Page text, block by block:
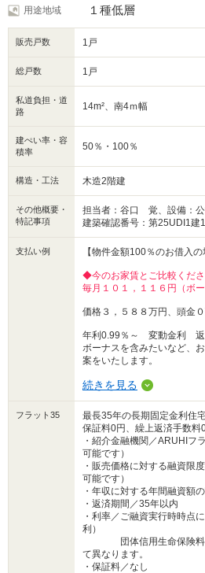
◇無理な営業は一切いたしません！「資料だ
下さい♪◇
◇頭金０でもご購入可能！家探しが初めて
いたします♪◇
用途地域 １種低層
販売戸数 1戸
総戸数 1戸
私道負担・道
路
14m²、南4ｍ幅
建ぺい率・容
積率
50％・100％
構造・工法 木造2階建
その他概要・
特記事項
担当者：谷口 覚、設備：公
建築確認番号：第25UDI1建
支払い例 【物件金額100％のお借入の
◆今のお家賃とご比較くだ
毎月１０１，１１６円（ボー
価格３，５８８万円、頭金
年利0.99％～ 変動金利 返
ボーナスを含みたいなど、
案をいたします。
続きを見る
フラット35
最長35年の長期固定金利住
保証料0円、繰上返済手数料
・紹介金融機関／ARUHIフ
可能です）
・販売価格に対する融資限
可能です）
・年収に対する年間融資額
・返済期間／35年以内
・利率／ご融資実行時時点
利）
団体信用生命保険料の
て異なります。
・保証料／なし